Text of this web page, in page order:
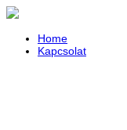
Home
Kapcsolat